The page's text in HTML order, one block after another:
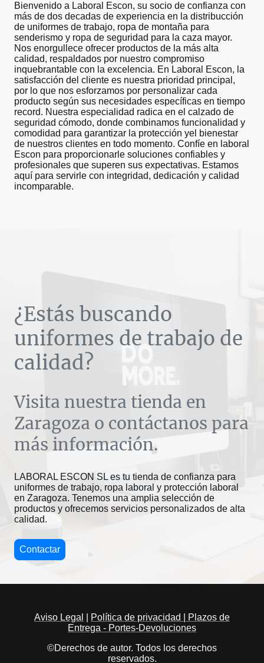
Bienvenido a Laboral Escon, su socio de confianza con
más de dos decadas de experiencia en la distribucción
de uniformes de trabajo, ropa de montaña para
senderismo y ropa de seguridad para la caza mayor.
Nos enorgullece ofrecer productos de la más alta
calidad, respaldados por nuestro compromiso
inquebrantable con la excelencia. En Laboral Escon, la
satisfacción del cliente es nuestra prioridad principal,
por lo que nos esforzamos por personalizar cada
producto según sus necesidades específicas en tiempo
record. Nuestra especialidad radica en el calzado de
seguridad cómodo, donde combinamos funcionalidad y
comodidad para garantizar la protección yel bienestar
de nuestros clientes en todo momento. Confíe en laboral
Escon para proporcionarle soluciones confiables y
profesionales que superen sus expectativas. Estamos
aquí para servirle con integridad, dedicación y calidad
incomparable.
¿Estás buscando
uniformes de trabajo de
calidad?
Visita nuestra tienda en
Zaragoza o contáctanos para
más información.
LABORAL ESCON SL es tu tienda de confianza para
uniformes de trabajo, ropa laboral y protección laboral
en Zaragoza. Tenemos una amplia selección de
productos y ofrecemos servicios personalizados de alta
calidad.
Contactar
Aviso Legal Política de privacidad |
Plazos de
Entrega - Portes-Devoluciones
©Derechos de autor. Todos los derechos
reservados.